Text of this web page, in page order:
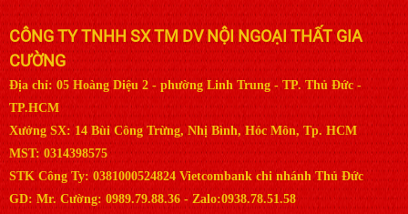
CÔNG TY TNHH SX TM DV NỘI NGOẠI THẤT GIA
CƯỜNG
Địa chỉ: 05 Hoàng Diệu 2 - phường Linh Trung - TP. Thủ Đức -
TP.HCM
Xưởng SX: 14 Bùi Công Trừng, Nhị Bình, Hóc Môn, Tp. HCM
MST: 0314398575
STK Công Ty: 0381000524824 Vietcombank chi nhánh Thủ Đức
GD: Mr. Cường: 0989.79.88.36 - Zalo:0938.78.51.58